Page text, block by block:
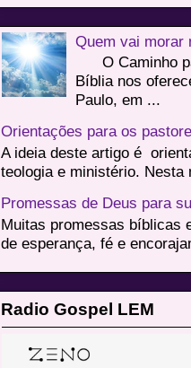
Quem vai morar
O Caminho
Bíblia nos
Paulo, em ...
Orientações para os
A ideia deste artigo é
teologia e ministério.
Promessas de Deus para
Muitas promessas bíblicas
de esperança, fé e
Radio Gospel LEM